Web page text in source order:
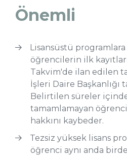
Önemli
Lisansüstü
öğrencilerin ilk
Takvim'de ilan edilen
İşleri Daire Başkanlığı
Belirtilen süreler içinde
tamamlamayan
hakkını kaybeder.
Tezsiz yüksek lisans
öğrenci aynı anda